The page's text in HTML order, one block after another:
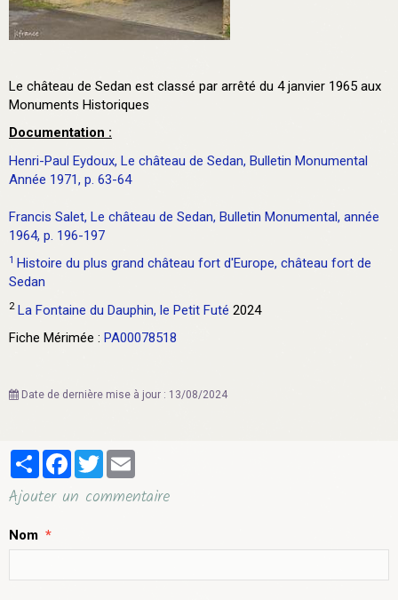
Le château de Sedan est classé par arrêté du 4 janvier 1965 aux
Monuments Historiques
Documentation :
Henri-Paul Eydoux, Le château de Sedan, Bulletin Monumental
Année 1971, p. 63-64
Francis Salet, Le château de Sedan, Bulletin Monumental, année
1964, p. 196-197
1 Histoire du plus grand château fort d'Europe, château fort de
Sedan
2 La Fontaine du Dauphin, le Petit Futé 2024
Fiche Mérimée : PA00078518
Date de dernière mise à jour : 13/08/2024
PartagerFacebook
Twitter
Ajouter un commentaire
Nom